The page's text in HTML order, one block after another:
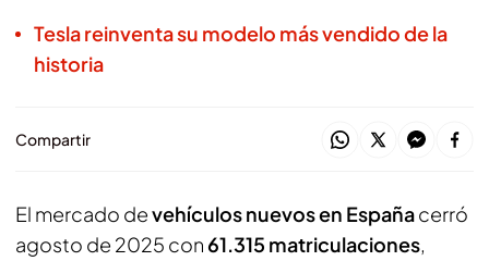
Tesla reinventa su modelo más vendido de la
historia
Compartir
El mercado devehículos nuevos en Españacerró
agosto de 2025 con 61.315 matriculaciones,